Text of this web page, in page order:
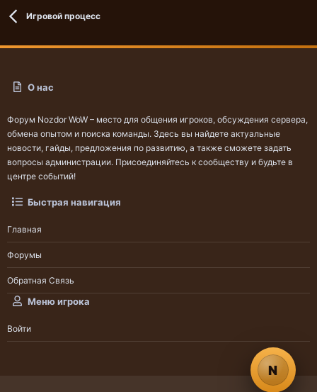
Игровой процесс
О нас
Форум Nozdor WoW – место для общения игроков, обсуждения сервера,
обмена опытом и поиска команды. Здесь вы найдете актуальные
новости, гайды, предложения по развитию, а также сможете задать
вопросы администрации. Присоединяйтесь к сообществу и будьте в
центре событий!
Быстрая навигация
Главная
Форумы
Обратная Связь
Меню игрока
Войти
N